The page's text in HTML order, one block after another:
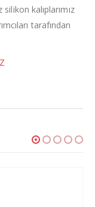
kalıplarımız
tarafından